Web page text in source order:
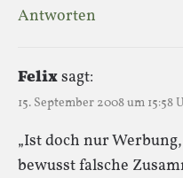
Antworten
Felixsagt:
15. September 2008 um 15:58
„Ist doch nur
bewusst falsche